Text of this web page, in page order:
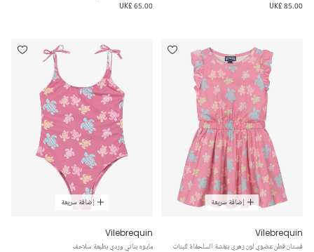
UK£ 85.00
UK£ 65.00
إضافة سريعة
Vilebrequin
فستان قطن عضوي لون زهري بنقشة السلحفاة للبنات
إضافة سريعة
Vilebrequin
مايوه بناتي وردي بطبعة سلاحف